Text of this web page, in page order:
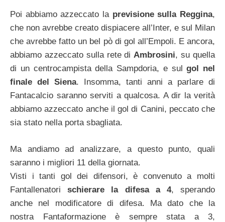
Poi abbiamo azzeccato la previsione sulla Reggina,
che non avrebbe creato dispiacere all’Inter, e sul Milan
che avrebbe fatto un bel pò di gol all’Empoli. E ancora,
abbiamo azzeccato sulla rete diAmbrosini, su quella
di un centrocampista della Sampdoria, e sulgol nel
finale del Siena. Insomma, tanti anni a parlare di
Fantacalcio saranno serviti a qualcosa. A dir la verità
abbiamo azzeccato anche il gol di Canini, peccato che
sia stato nella porta sbagliata.
Ma andiamo ad analizzare, a questo punto, quali
saranno i migliori 11 della giornata.
Visti i tanti gol dei difensori, è convenuto a molti
Fantallenatorischierare la difesa a 4, sperando
anche nel modificatore di difesa. Ma dato che la
nostra Fantaformazione è sempre stata a 3,